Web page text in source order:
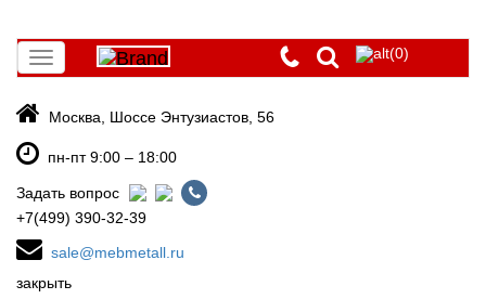
Toggle
navigation
(0)
Москва, Шоссе Энтузиастов, 56
пн-пт 9:00 – 18:00
Задать вопрос
+7(499) 390-32-39
sale@mebmetall.ru
закрыть